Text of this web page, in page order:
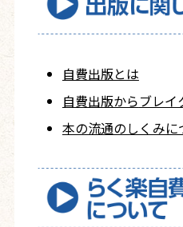
自費出版とは
自費出版からブレイ
本の流通のしくみに